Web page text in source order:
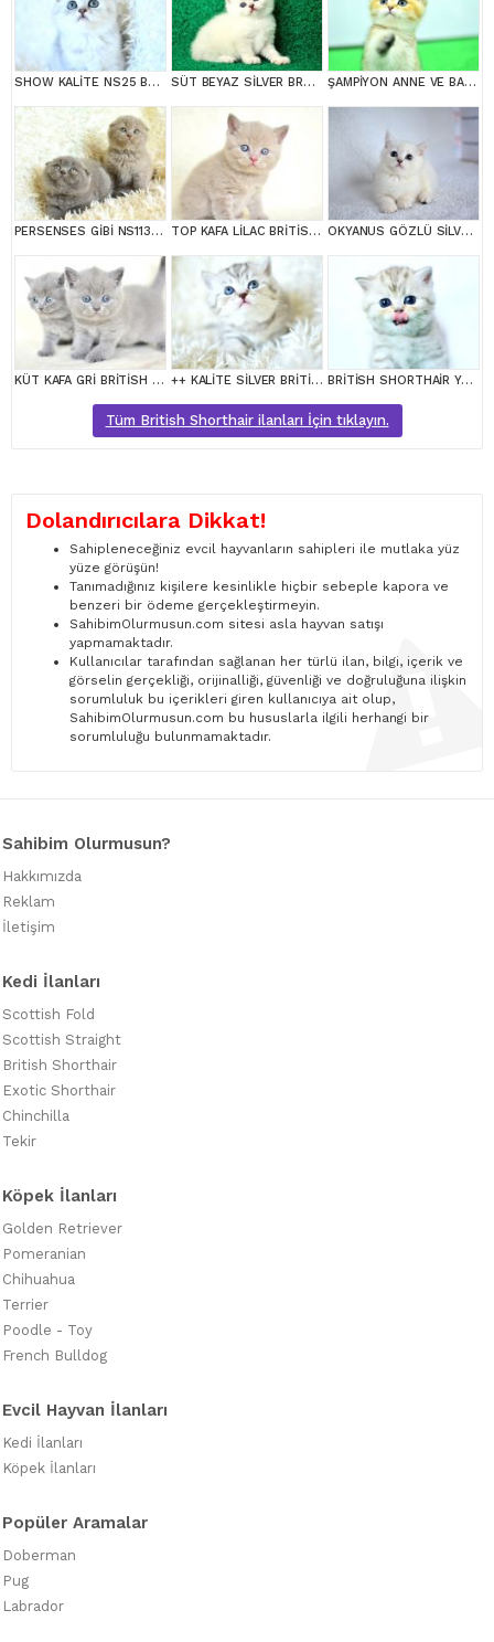
SHOW KALİTE NS25 BRİTİSH SHORTHAİR YAVRUMUZ DİŞİ SÜT BEYAZ SİLVER BRTİSH SHORTHAİR NS1133 ŞAMPİYON ANNE VE BABANI YAVRUSU NY11 GOLDEN BRİTİSH SHORTHAİR YAVRUMUZ
PERSENSES GİBİ NS1133 BRİTİSH SHORTHAİR YAVRUMUZ TOP KAFA LİLAC BRİTİSH SHORTHAİR YAVRULARIMIZ OKYANUS GÖZLÜ SİLVER POİNT BRİTİSH SHORTHAİR YAVRUMUZ
KÜT KAFA GRİ BRİTİSH SHORTHAİR YAVRULARIMIZ ++ KALİTE SİLVER BRİTİSH SHORTHAİR BRİTİSH SHORTHAİR YAVRUMUZ
Tüm British Shorthair ilanları İçin tıklayın.
Dolandırıcılara Dikkat!
Sahipleneceğiniz evcil hayvanların sahipleri ile mutlaka yüz
yüze görüşün!
Tanımadığınız kişilere kesinlikle hiçbir sebeple kapora ve
benzeri bir ödeme gerçekleştirmeyin.
SahibimOlurmusun.com sitesi asla hayvan satışı
yapmamaktadır.
Kullanıcılar tarafından sağlanan her türlü ilan, bilgi, içerik ve
görselin gerçekliği, orijinalliği, güvenliği ve doğruluğuna ilişkin
sorumluluk bu içerikleri giren kullanıcıya ait olup,
SahibimOlurmusun.com bu hususlarla ilgili herhangi bir
sorumluluğu bulunmamaktadır.
Sahibim Olurmusun?
Hakkımızda
Reklam
İletişim
Kedi İlanları
Scottish Fold
Scottish Straight
British Shorthair
Exotic Shorthair
Chinchilla
Tekir
Köpek İlanları
Golden Retriever
Pomeranian
Chihuahua
Terrier
Poodle - Toy
French Bulldog
Evcil Hayvan İlanları
Kedi İlanları
Köpek İlanları
Popüler Aramalar
Doberman
Pug
Labrador